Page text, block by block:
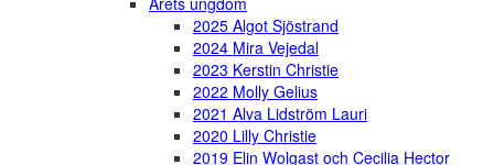
2025 Algot Sjöstrand
2024 Mira Vejedal
2023 Kerstin Christie
2022 Molly Gelius
2021 Alva Lidström Lauri
2020 Lilly Christie
2019 Elin Wolgast och Cecilia Hector